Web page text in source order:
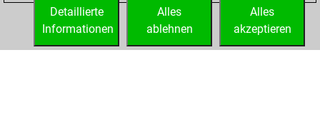
=1 -4 in blitz
Alles
akzeptieren
Alles
ablehnen
Detaillierte
Informationen